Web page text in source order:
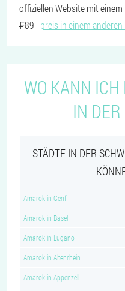
offiziellen Website mit
₣89 -preis in einem
WO KANN
IN
STÄDTE IN DER
Amarok in Genf
Amarok in Basel
Amarok in Lugano
Amarok in Altenrhein
Amarok in Appenzell